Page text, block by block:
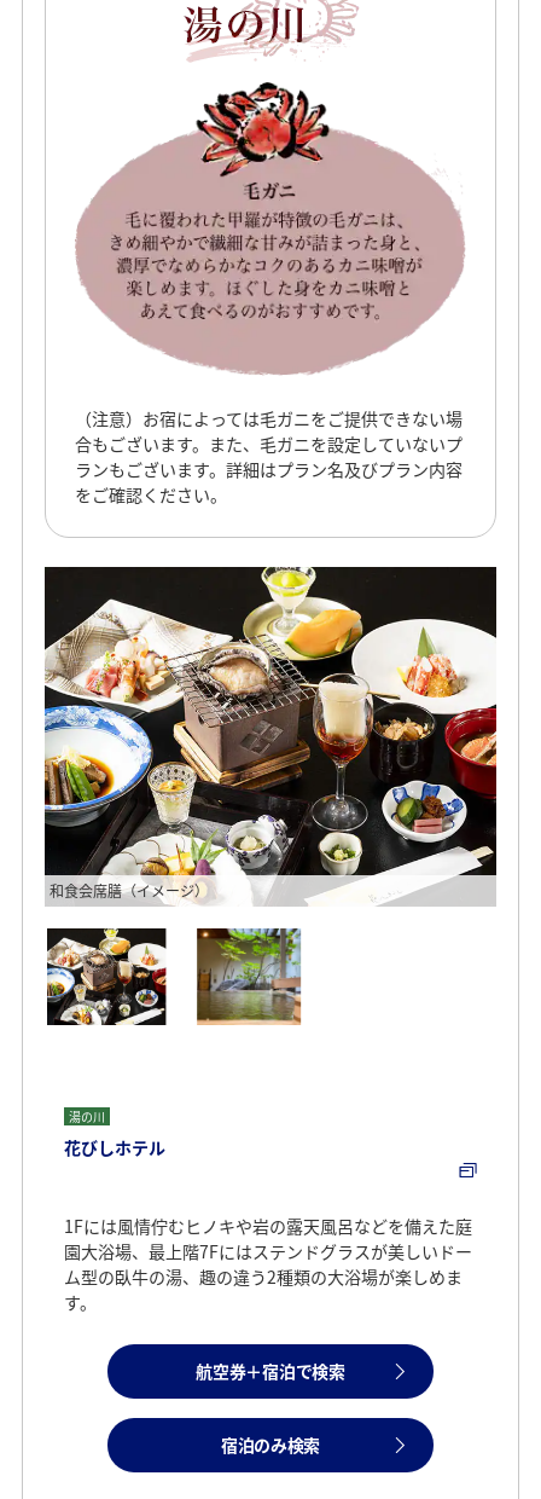
（注意）お宿によっては毛ガニをご提供できない場
合もございます。また、毛ガニを設定していないプ
ランもございます。詳細はプラン名及びプラン内容
をご確認ください。
和食会席膳（イメージ）
湯の川
花びしホテル
1Fには風情佇むヒノキや岩の露天風呂などを備えた庭
園大浴場、最上階7Fにはステンドグラスが美しいドー
ム型の臥牛の湯、趣の違う2種類の大浴場が楽しめま
す。
航空券＋宿泊で検索
宿泊のみ検索